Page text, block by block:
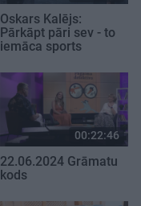
Oskars Kalējs:
Pārkāpt pāri sev - to
iemāca sports
00:22:46
22.06.2024 Grāmatu
kods